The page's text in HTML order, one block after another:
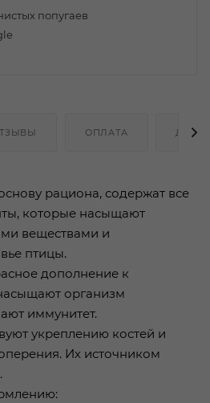
попугаев
ОПЛАТА
рациона, содержат все
которые насыщают
веществами и
птицы.
дополнение к
организм
иммунитет.
укреплению костей и
Их источником